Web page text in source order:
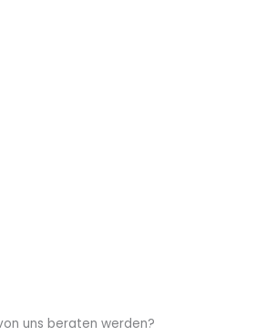
uns beraten werden?